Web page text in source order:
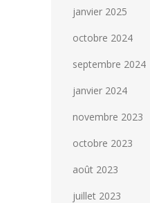
janvier 2025
octobre 2024
septembre 2024
janvier 2024
novembre 2023
octobre 2023
août 2023
juillet 2023